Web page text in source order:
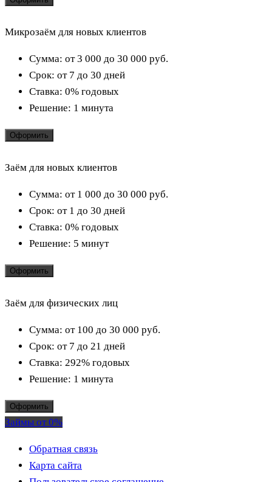
Микрозаём для новых клиентов
Сумма: от 3 000 до 30 000 руб.
Срок: от 7 до 30 дней
Ставка: 0% годовых
Решение: 1 минута
Оформить
Заём для новых клиентов
Сумма: от 1 000 до 30 000 руб.
Срок: от 1 до 30 дней
Ставка: 0% годовых
Решение: 5 минут
Оформить
Заём для физических лиц
Сумма: от 100 до 30 000 руб.
Срок: от 7 до 21 дней
Ставка: 292% годовых
Решение: 1 минута
Оформить
Займы от 0%
Обратная связь
Карта сайта